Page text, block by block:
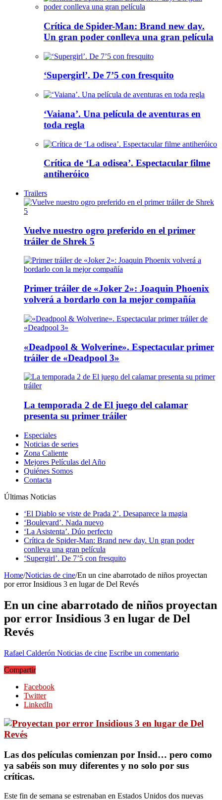
Crítica de Spider-Man: Brand new day.
Un gran poder conlleva una gran película
‘Supergirl’. De 7’5 con fresquito
‘Vaiana’. Una película de aventuras en
toda regla
Crítica de ‘La odisea’. Espectacular filme
antiheróico
Trailers
Vuelve nuestro ogro preferido en el primer
tráiler de Shrek 5
Primer tráiler de «Joker 2»: Joaquin Phoenix
volverá a bordarlo con la mejor compañía
«Deadpool & Wolverine». Espectacular primer
tráiler de «Deadpool 3»
La temporada 2 de El juego del calamar
presenta su primer tráiler
Especiales
Noticias de series
Zona Caliente
Mejores Películas del Año
Quiénes Somos
Contacta
Últimas Noticias
‘El Diablo se viste de Prada 2’. Desaparece la magia
‘Boulevard’. Nada nuevo
‘La Asistenta’. Dúo perfecto
Crítica de Spider-Man: Brand new day. Un gran poder
conlleva una gran película
‘Supergirl’. De 7’5 con fresquito
Home/Noticias de cine/En un cine abarrotado de niños proyectan
por error Insidious 3 en lugar de Del Revés
En un cine abarrotado de niños proyectan
por error Insidious 3 en lugar de Del
Revés
Rafael Calderón Noticias de cine Escribe un comentario
Compartir
Facebook
Twitter
LinkedIn
Las dos películas comienzan por Insid… pero como
ya sabéis son muy diferentes y no solo por sus
críticas.
Este fin de semana se estrenaban en Estados Unidos dos nuevas